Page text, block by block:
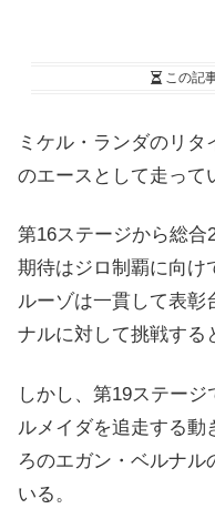
この記
ミケル・ランダのリ
のエースとして走って
第16ステージから総
期待はジロ制覇に向け
ルーゾは一貫して表彰
ナルに対して挑戦する
しかし、第19ステー
ルメイダを追走する動
ろのエガン・ベルナル
いる。